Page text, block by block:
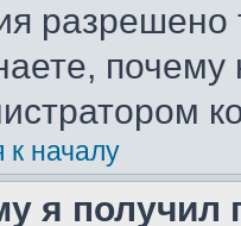
разрешено
к началу
я получил